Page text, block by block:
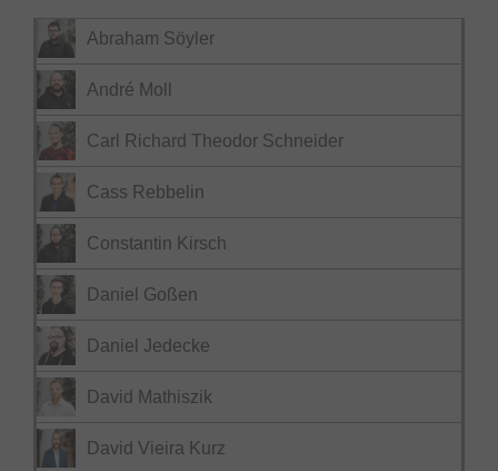
Abraham Söyler
André Moll
Carl Richard Theodor Schneider
Cass Rebbelin
Constantin Kirsch
Daniel Goßen
Daniel Jedecke
David Mathiszik
David Vieira Kurz